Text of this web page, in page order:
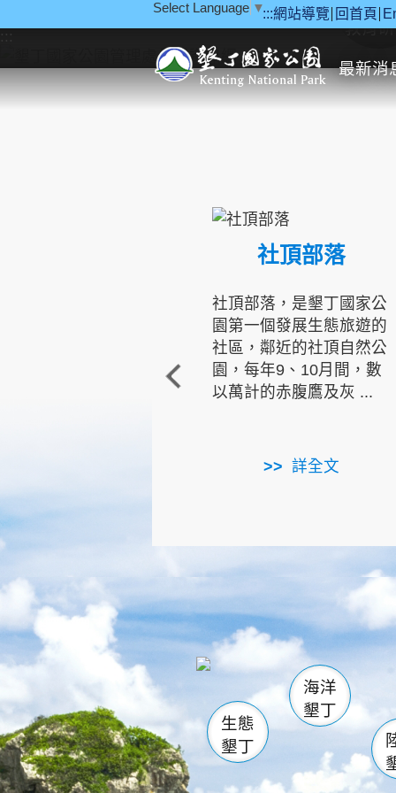
:::網站導覽 回首頁
Select Language ▼
最新消
::: 教育
社頂部落
社頂部落，是墾丁國家公
園第一個發展生態旅遊的
社區，鄰近的社頂自然公
園，每年9、10月間，數
以萬計的赤腹鷹及灰 ...
詳全文
龜山 海生館
恆春
龍鑾潭自
瓊麻館
關山
白砂
生態
墾丁
海洋
墾丁